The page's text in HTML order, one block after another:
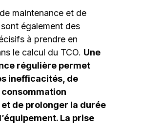
maintenance et de
également des
à prendre en
le calcul du TCO. Une
régulière permet
inefficacités, de
et de prolonger la durée
La prise